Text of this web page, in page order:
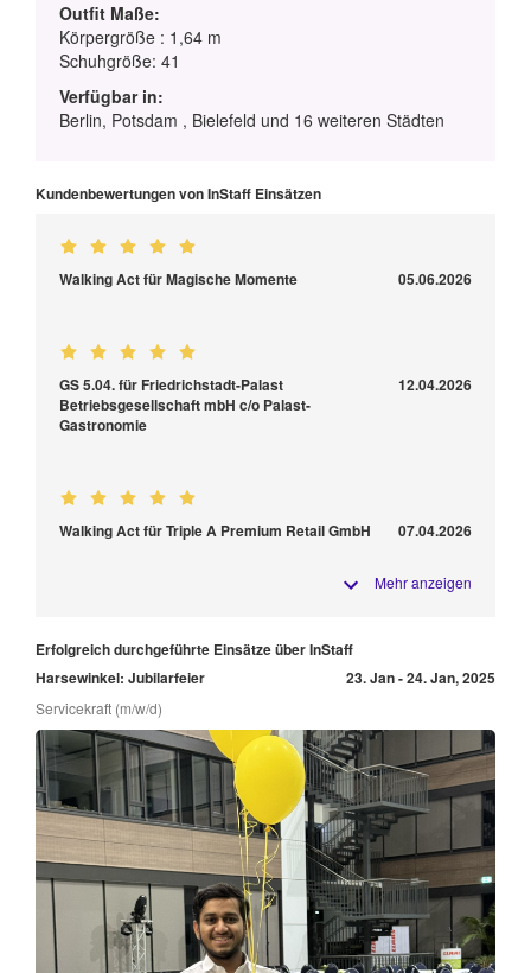
Outfit Maße:
Körpergröße : 1,64 m
Schuhgröße: 41
Verfügbar in:
Berlin, Potsdam , Bielefeld und 16 weiteren Städten
Kundenbewertungen von InStaff Einsätzen
Walking Act für Magische Momente 05.06.2026
GS 5.04. für Friedrichstadt-Palast
Betriebsgesellschaft mbH c/o Palast-
Gastronomie
12.04.2026
Walking Act für Triple A Premium Retail GmbH 07.04.2026
Mehr anzeigen
Erfolgreich durchgeführte Einsätze über InStaff
Harsewinkel: Jubilarfeier
23. Jan - 24. Jan, 2025
Servicekraft (m/w/d)